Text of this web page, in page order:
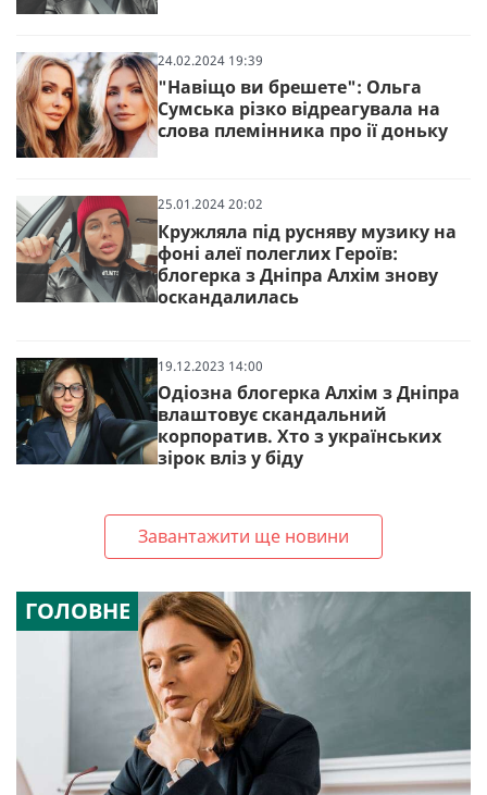
24.02.2024 19:39
"Навіщо ви брешете": Ольга
Сумська різко відреагувала на
слова племінника про ії доньку
25.01.2024 20:02
Кружляла під русняву музику на
фоні алеї полеглих Героїв:
блогерка з Дніпра Алхім знову
оскандалилась
19.12.2023 14:00
Одіозна блогерка Алхім з Дніпра
влаштовує скандальний
корпоратив. Хто з українських
зірок вліз у біду
Завантажити ще новини
ГОЛОВНЕ